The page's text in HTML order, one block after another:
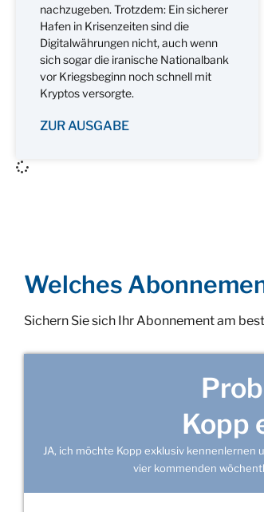
nachzugeben. Trotzdem: Ein sicherer
Hafen in Krisenzeiten sind die
Digitalwährungen nicht, auch wenn
sich sogar die iranische Nationalbank
vor Kriegsbeginn noch schnell mit
Kryptos versorgte.
ZUR AUSGABE
Welches
Sichern Sie sich Ihr Abonnement am
Kopp
JA, ich möchte Kopp exklusiv kennenlernen
vier kommenden